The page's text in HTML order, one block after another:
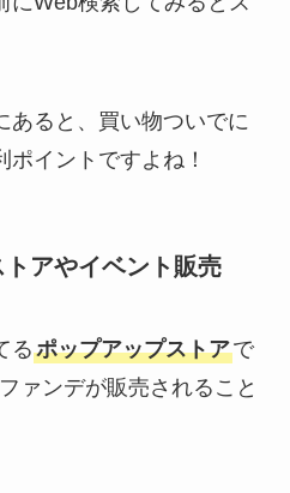
あると、買い物ついでに
イントですよね！
アやイベント販売
るポップアップストアで
ァンデが販売されること